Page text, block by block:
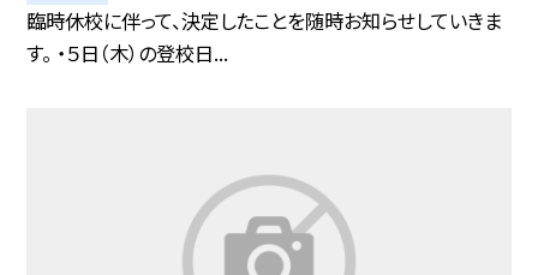
臨時休校に伴って、決定したことを随時お知らせしていきま
す。 ・５日（木）の登校日...